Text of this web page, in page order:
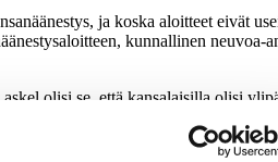
ja koska aloitteet eivät
kunnallinen neuvoa-
olisi se, että kansalaisilla olisi
päätöksentekijät reagoivat